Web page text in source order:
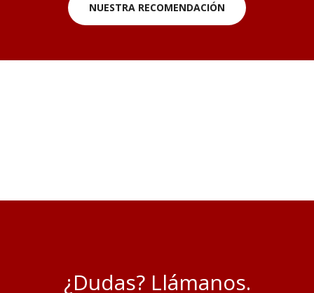
NUESTRA RECOMENDACIÓN
¿Dudas? Llámanos.